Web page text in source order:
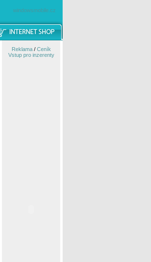
windowsmobile.cz
Reklama/ Ceník
Vstup pro inzerenty